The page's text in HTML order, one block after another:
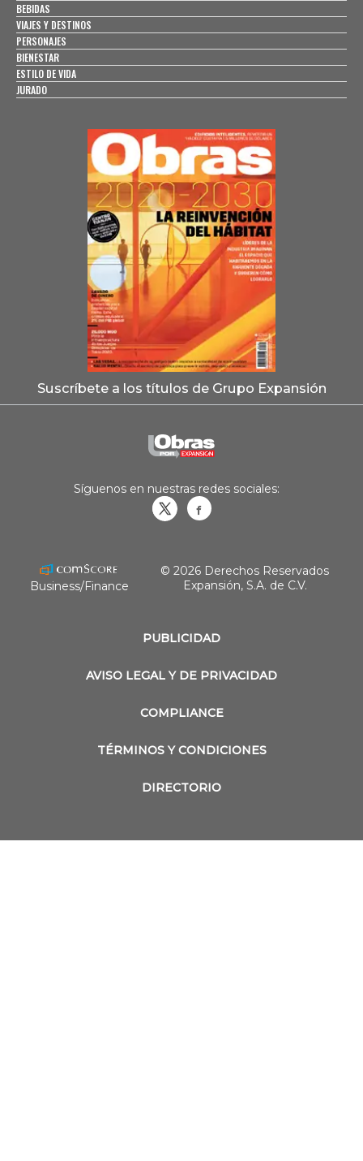
BEBIDAS
VIAJES Y DESTINOS
PERSONAJES
BIENESTAR
ESTILO DE VIDA
JURADO
Suscríbete a los títulos de Grupo Expansión
PUBLICIDAD
AVISO LEGAL Y DE PRIVACIDAD
COMPLIANCE
TÉRMINOS Y CONDICIONES
DIRECTORIO
Síguenos en nuestras redes sociales:
Business/Finance
© 2026 Derechos Reservados
Expansión, S.A. de C.V.